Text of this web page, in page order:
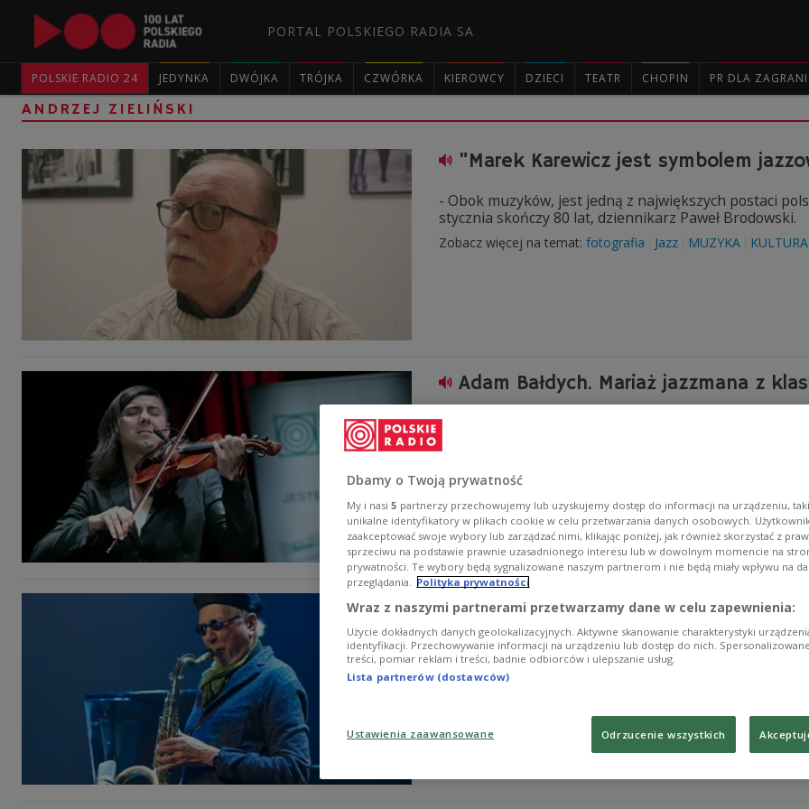
PORTAL POLSKIEGO RADIA SA
POLSKIE RADIO 24 JEDYNKA DWÓJKA TRÓJKA CZWÓRKA KIEROWCY DZIECI TEATR CHOPIN PR DLA
ANDRZEJ ZIELIŃSKI
"Marek Karewicz jest symbolem
- Obok muzyków, jest jedną z największych postaci
stycznia skończy 80 lat, dziennikarz Paweł Brodowski.
Zobacz więcej na temat: fotografia Jazz MUZYKA KULTURA
Adam Bałdych. Mariaż jazzmana z
- Skrzypce bardzo dobrze odnajdują się w muzyce
zaoferowania, gdy balansuje się na granicy ciszy i
Charles Lloyd. Jak jazzman skrył się w
- Tworząc muzykę, w pewnym momencie musiałem
karierze szybko zacząłem się spalać – powiedział
tegorocznego festiwlau Jazztopad.
Dbamy o Twoją prywatność
My i nasi 5 partnerzy przechowujemy lub uzyskujemy dostęp do informacji na urządzeniu,
unikalne identyfikatory w plikach cookie w celu przetwarzania danych osobowych.
zaakceptować swoje wybory lub zarządzać nimi, klikając poniżej, jak również skorzystać z
sprzeciwu na podstawie prawnie uzasadnionego interesu lub w dowolnym momencie na
prywatności. Te wybory będą sygnalizowane naszym partnerom i nie będą miały wpływu na
przeglądania. Polityka prywatności
Wraz z naszymi partnerami przetwarzamy dane w celu zapewnienia:
Użycie dokładnych danych geolokalizacyjnych. Aktywne skanowanie charakterystyki
identyfikacji. Przechowywanie informacji na urządzeniu lub dostęp do nich.
treści, pomiar reklam i treści, badnie odbiorców i ulepszanie usług.
Lista partnerów (dostawców)
Ustawienia zaawansowane Odrzucenie wszystkich